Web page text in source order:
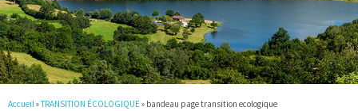
Accueil »TRANSITION ÉCOLOGIQUE» bandeau page transition ecologique